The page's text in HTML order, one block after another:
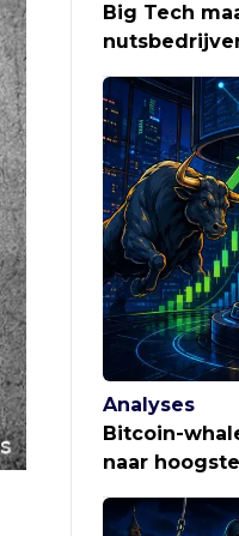
Big Tech
Analyses
Bitcoin-
naar